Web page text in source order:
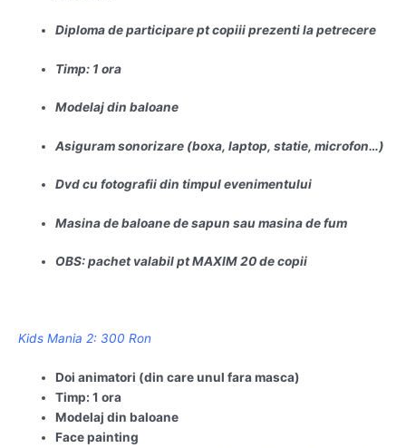
Diploma de participare pt copiii prezenti la petrecere
Timp: 1 ora
Modelaj din baloane
Asiguram sonorizare (boxa, laptop, statie, microfon…)
Dvd cu fotografii din timpul evenimentului
Masina de baloane de sapun sau masina de fum
OBS: pachet valabil pt MAXIM 20 de copii
Kids Mania 2: 300 Ron
Doi animatori (din care unul fara masca)
Timp: 1 ora
Modelaj din baloane
Face painting